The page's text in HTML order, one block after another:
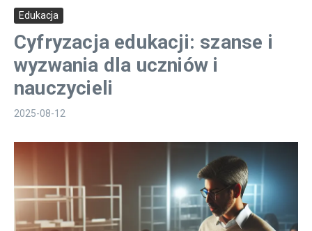
Edukacja
Cyfryzacja edukacji: szanse i
wyzwania dla uczniów i
nauczycieli
2025-08-12